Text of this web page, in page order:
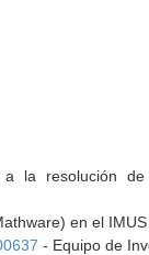
a la resolución
en el
- Equipo de